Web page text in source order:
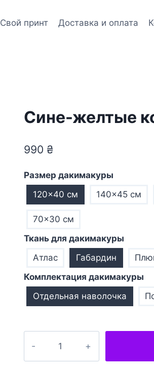
Свой принт Доставка и оплата
Сине-желтые
990 ₴
Размер дакимакуры
120×40 см
140×45 см
70×30 см
Ткань для дакимакуры
Атлас
Габардин
Комплектация дакимакуры
Отдельная наволочка